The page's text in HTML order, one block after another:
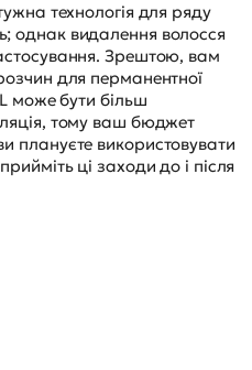
технологія для ряду
однак видалення волосся
Зрештою, вам
для перманентної
може бути більш
тому ваш бюджет
плануєте використовувати
ці заходи до і після